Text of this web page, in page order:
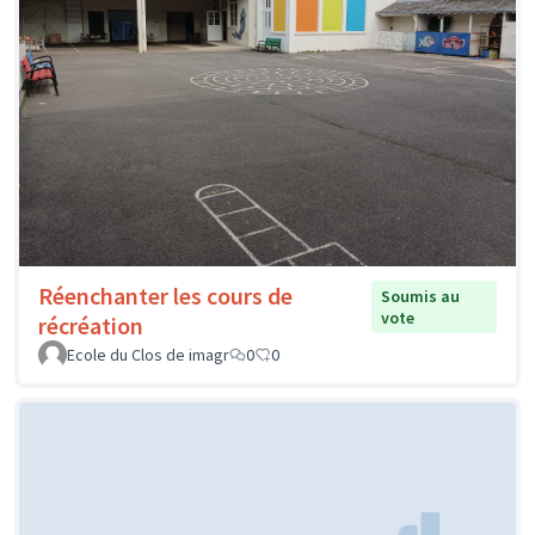
Réenchanter les cours de
récréation
Soumis au
vote
Ecole du Clos de imagr
0 0